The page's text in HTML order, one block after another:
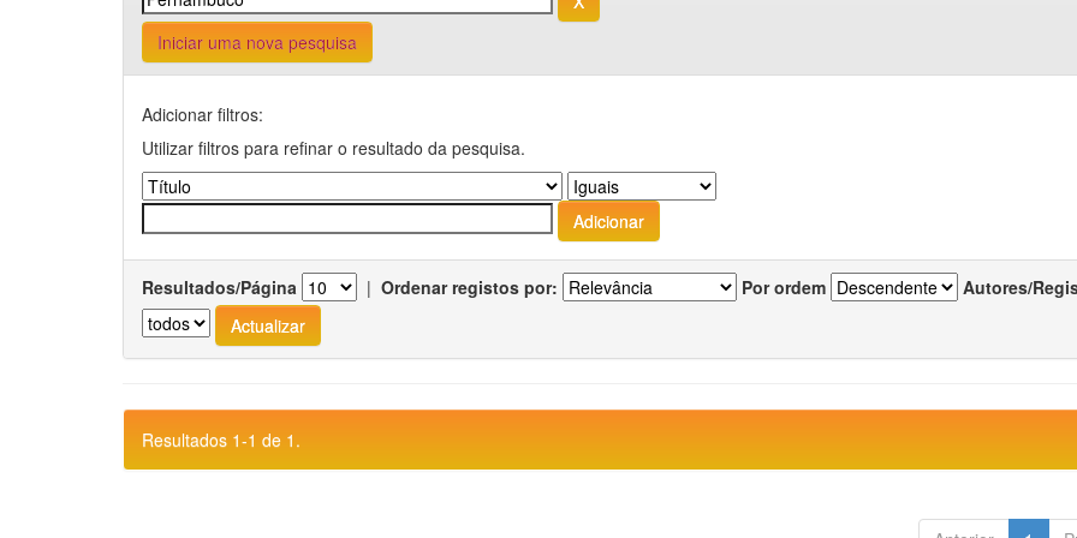
Iniciar uma nova pesquisa
Adicionar filtros:
Utilizar filtros para refinar o resultado da pesquisa.
Resultados/Página | Ordenar registos por: Por ordem Autores/
Resultados 1-1 de 1.